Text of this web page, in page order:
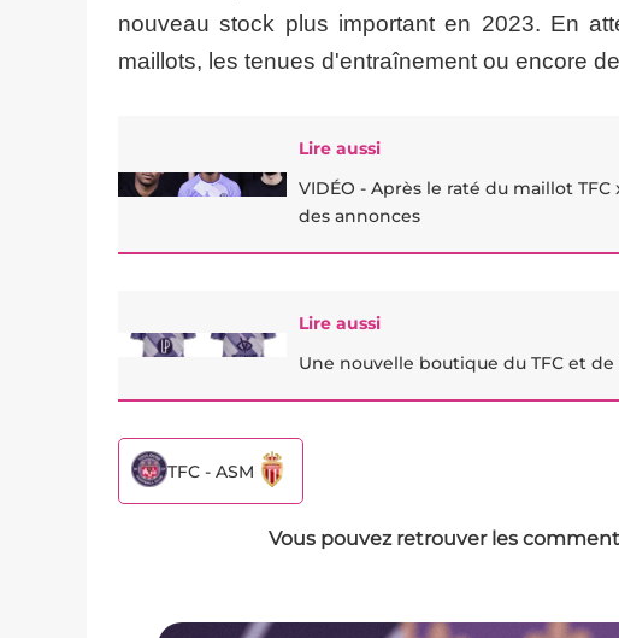
nouveau stock plus important en 2023. En
maillots, les tenues d'entraînement ou encore
Lire aussi
VIDÉO - Après le raté du maillot
des annonces
Lire aussi
Une nouvelle boutique du TFC et
TFC - ASM
Vous pouvez retrouver les